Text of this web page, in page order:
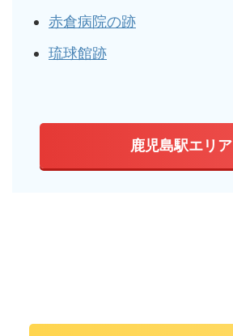
赤倉病院の跡
琉球館跡
鹿児島駅エリア